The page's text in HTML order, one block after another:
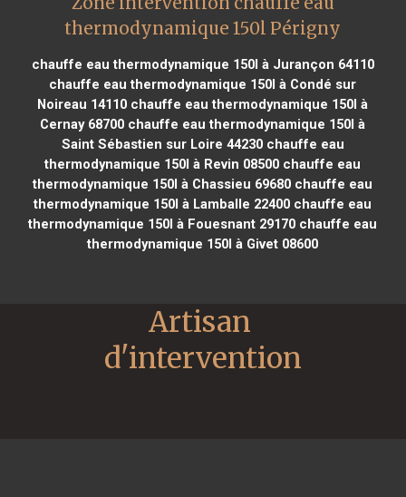
thermodynamique 150l Périgny
chauffe eau thermodynamique 150l à Jurançon 64110
chauffe eau thermodynamique 150l à Condé sur
Noireau 14110 chauffe eau thermodynamique 150l à
Cernay 68700 chauffe eau thermodynamique 150l à
Saint Sébastien sur Loire 44230chauffe eau
thermodynamique 150l à Revin 08500 chauffe eau
thermodynamique 150l à Chassieu 69680 chauffe eau
thermodynamique 150l à Lamballe 22400 chauffe eau
thermodynamique 150l à Fouesnant 29170 chauffe eau
thermodynamique 150l à Givet 08600
Artisan
d'intervention